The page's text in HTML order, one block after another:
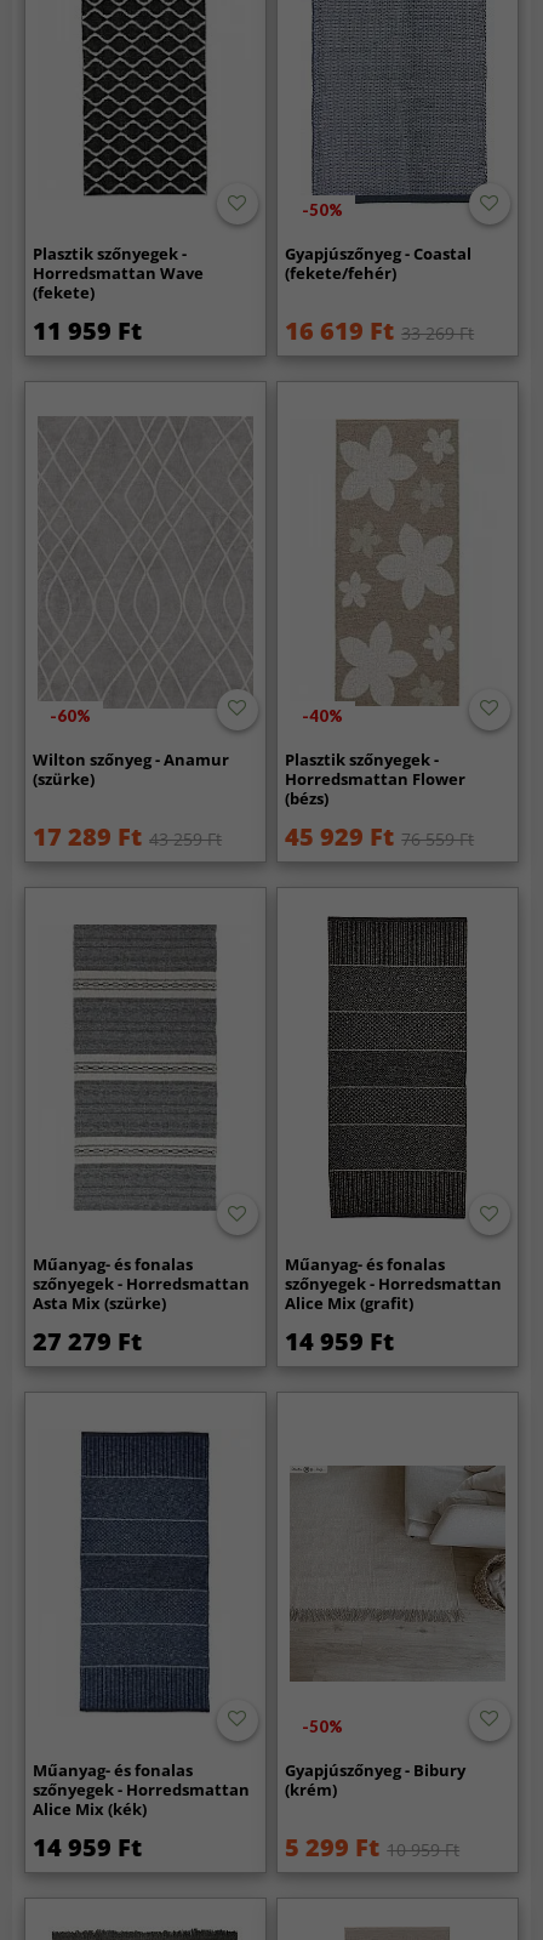
Plasztik szőnyegek -
Horredsmattan Wave
(fekete)
11 959 Ft
-50%
Gyapjúszőnyeg - Coastal
(fekete/fehér)
16 619 Ft 33 269 Ft
-60%
Wilton szőnyeg - Anamur
(szürke)
17 289 Ft 43 259 Ft
-40%
Plasztik szőnyegek -
Horredsmattan Flower
(bézs)
45 929 Ft 76 559 Ft
Műanyag- és fonalas
szőnyegek - Horredsmattan
Asta Mix (szürke)
27 279 Ft
Műanyag- és fonalas
szőnyegek - Horredsmattan
Alice Mix (grafit)
14 959 Ft
Műanyag- és fonalas
szőnyegek - Horredsmattan
Alice Mix (kék)
14 959 Ft
-50%
Gyapjúszőnyeg - Bibury
(krém)
5 299 Ft 10 959 Ft